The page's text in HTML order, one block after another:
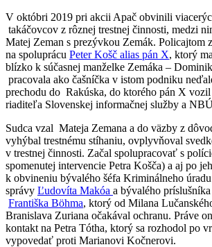
V októbri 2019 pri akcii Apač obvinili
takáčovcov z rôznej trestnej činnosti, medzi
Matej Zeman s prezývkou Zemák. Policajtom
na spoluprácu Peter Košč alias pán X, ktorý
blízko k súčasnej manželke Zemáka –
pracovala ako čašníčka v istom podniku
prechodu do Rakúska, do ktorého pán X
riaditeľa Slovenskej informačnej služby a
Sudca vzal Mateja Zemana a do väzby z
vyhýbal trestnému stíhaniu, ovplyvňoval
v trestnej činnosti. Začal spolupracovať s
spomenutej intervencie Petra Košča) a aj po
k obvineniu bývalého šéfa Kriminálneho
správy Ľudovíta Makóa a bývalého
Františka Böhma, ktorý od Milana
Branislava Zuriana očakával ochranu. Práve
kontakt na Petra Tótha, ktorý sa rozhodol po
vypovedať proti Marianovi Kočnerovi.